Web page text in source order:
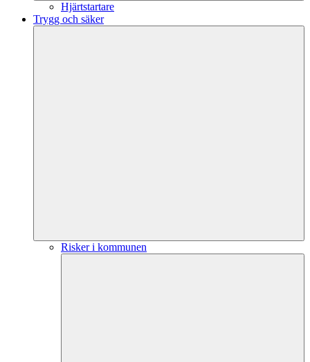
Hjärtstartare
Trygg och säker
Risker i kommunen